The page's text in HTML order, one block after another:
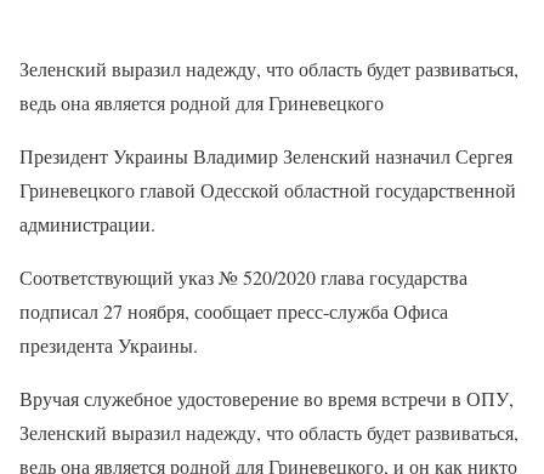
Зеленский выразил надежду, что область будет развиваться,
ведь она является родной для Гриневецкого
Президент Украины Владимир Зеленский назначил Сергея
Гриневецкого главой Одесской областной государственной
администрации.
Соответствующий указ № 520/2020 глава государства
подписал 27 ноября, сообщает пресс-служба Офиса
президента Украины.
Вручая служебное удостоверение во время встречи в ОПУ,
Зеленский выразил надежду, что область будет развиваться,
ведь она является родной для Гриневецкого, и он как никто